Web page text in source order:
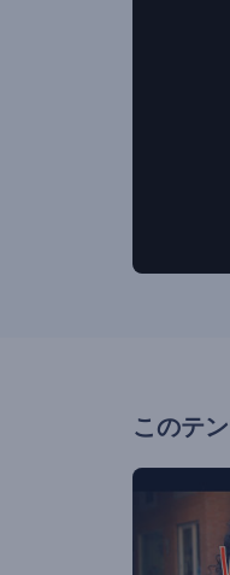
このテ